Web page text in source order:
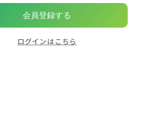
会員登録する
ログインはこちら